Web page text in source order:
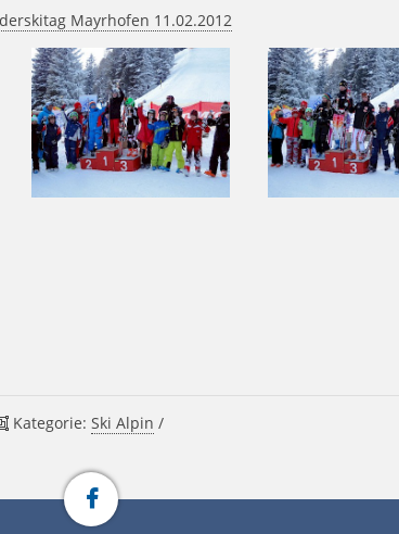
Mayrhofen 11.02.2012
Kategorie:Ski Alpin /